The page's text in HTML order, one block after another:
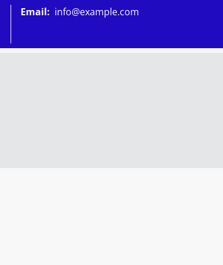
Email: info@example.com